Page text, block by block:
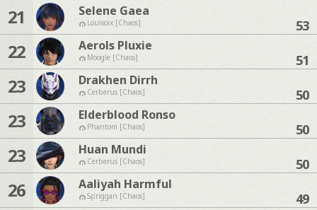
21 Selene Gaea
Louisoix [Chaos] 53
22 Aerols Pluxie
Moogle [Chaos] 51
23 Drakhen Dirrh
Cerberus [Chaos] 50
23 Elderblood Ronso
Phantom [Chaos] 50
23 Huan Mundi
Cerberus [Chaos] 50
26 Aaliyah Harmful
Spriggan [Chaos] 49